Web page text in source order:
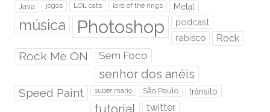
Java jogos LOL cats lord of the rings Metal
música Photoshop
podcast
rabisco
Rock
Rock Me ON Sem Foco
senhor dos anéis
Speed Paint super mario São Paulo trânsito
tutorial twitter